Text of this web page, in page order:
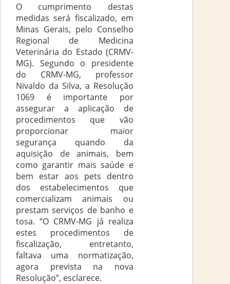
O cumprimento destas
medidas será fiscalizado, em
Minas Gerais, pelo Conselho
Regional de Medicina
Veterinária do Estado (CRMV-
MG). Segundo o presidente
do CRMV-MG, professor
Nivaldo da Silva, a Resolução
1069 é importante por
assegurar a aplicação de
procedimentos que vão
proporcionar maior
segurança quando da
aquisição de animais, bem
como garantir mais saúde e
bem estar aos pets dentro
dos estabelecimentos que
comercializam animais ou
prestam serviços de banho e
tosa. “O CRMV-MG já realiza
estes procedimentos de
fiscalização, entretanto,
faltava uma normatização,
agora prevista na nova
Resolução”, esclarece.